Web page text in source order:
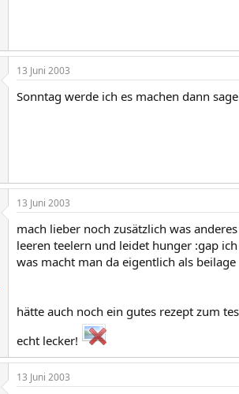
13 Juni 2003
Sonntag werde ich es machen dann
13 Juni 2003
mach lieber noch zusätzlich was
leeren teelern und leidet hunger :gap
was macht man da eigentlich als beilage
hätte auch noch ein gutes rezept zum
echt lecker!
13 Juni 2003